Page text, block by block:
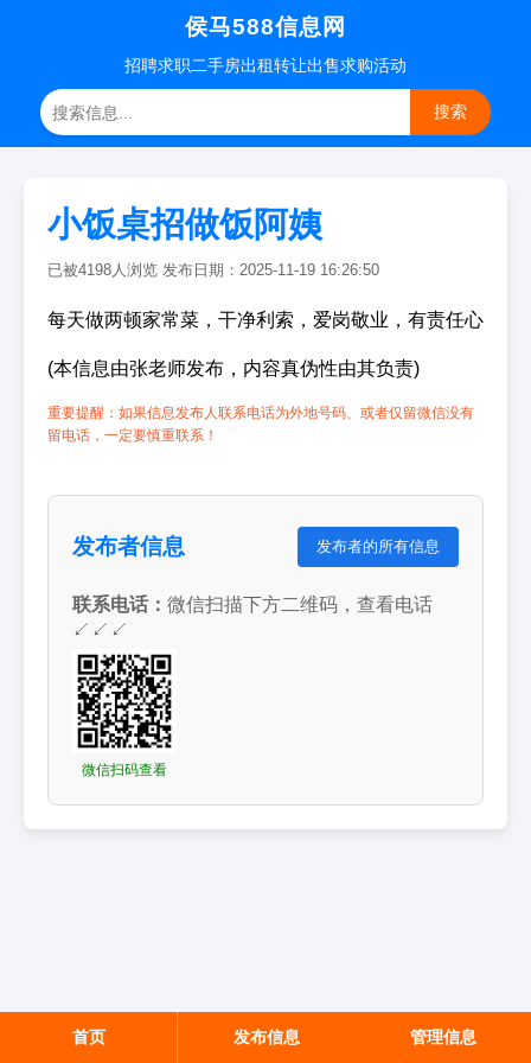
侯马588信息网
招聘求职二手房出租转让出售求购活动
搜索
小饭桌招做饭阿姨
已被4198人浏览 发布日期：2025-11-19 16:26:50
每天做两顿家常菜，干净利索，爱岗敬业，有责任心
(本信息由张老师发布，内容真伪性由其负责)
重要提醒：如果信息发布人联系电话为外地号码、或者仅留微信没有
留电话，一定要慎重联系！
发布者信息 发布者的所有信息
联系电话： 微信扫描下方二维码，查看电话
↙↙↙
微信扫码查看
首页 发布信息 管理信息